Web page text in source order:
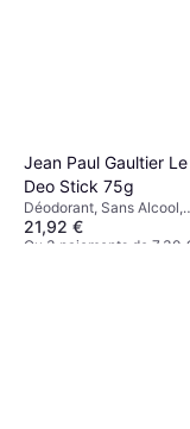
Jean Paul Gaultier
Deo Stick 75g
Déodorant, Sans Alcool,
Antitranspirant, Parfumé
21,92 €
Ou 3 paiements de 7,30